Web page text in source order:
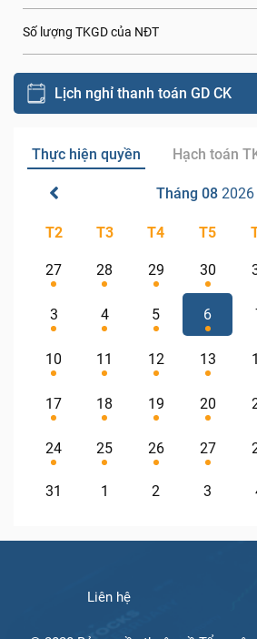
Số lượng TKGD của NĐT
Lịch nghỉ thanh toán GD CK
Thực hiện quyền Hạch toán
Tháng 08 2026
T2 T3 T4 T5
27 28 29 30
3 4 5 6
10 11 12 13
17 18 19 20
24 25 26 27
31 1 2 3
Liên hệ